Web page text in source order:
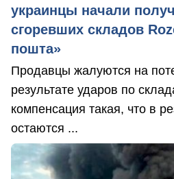
украинцы начали
сгоревших складов
пошта»
Продавцы жалуются на
результате ударов по
компенсация такая, что в
остаются ...